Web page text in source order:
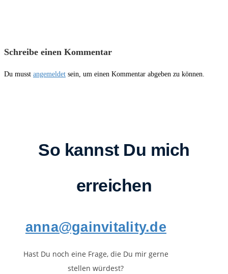
Schreibe einen Kommentar
Du musst angemeldet sein, um einen Kommentar abgeben zu können.
So kannst Du mich
erreichen
anna@gainvitality.de
Hast Du noch eine Frage, die Du mir gerne
stellen würdest?